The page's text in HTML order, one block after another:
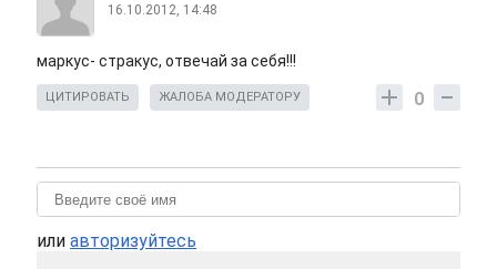
16.10.2012, 14:48
маркус- стракус, отвечай за себя!!!
0
ЦИТИРОВАТЬ ЖАЛОБА МОДЕРАТОРУ
или авторизуйтесь